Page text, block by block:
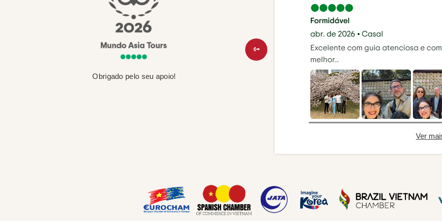
Obrigado pelo seu apoio!
Ver